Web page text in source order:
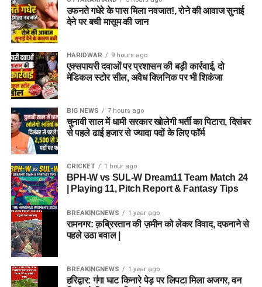
उफनते गधेरे के पास मिला नवजात!, रोने की आवाज सुनाई
देने पर बची मासूम की जान
HARIDWAR 9 hours ago
एक्सपायरी दवाओं पर प्रशासन की बड़ी कार्रवाई, दो
मेडिकल स्टोर सील, अवैध क्लिनिक पर भी शिकंजा
BIG NEWS 7 hours ago
चुनावी साल में धामी सरकार खोलेगी भर्ती का पिटारा, दिसंबर
से पहले ढाई हजार से ज्यादा पदों के लिए फॉर्म
CRICKET 1 hour ago
BPH-W vs SUL-W Dream11 Team Match 24
| Playing 11, Pitch Report & Fantasy Tips
BREAKINGNEWS 1 year ago
रामनगर: क़ब्रिस्तान की ज़मीन को लेकर विवाद, दफनाने से
पहले उठा बवाल |
BREAKINGNEWS 1 year ago
हरिद्वार: गंगा घाट किनारे पेड़ पर लिपटा मिला अजगर, वन